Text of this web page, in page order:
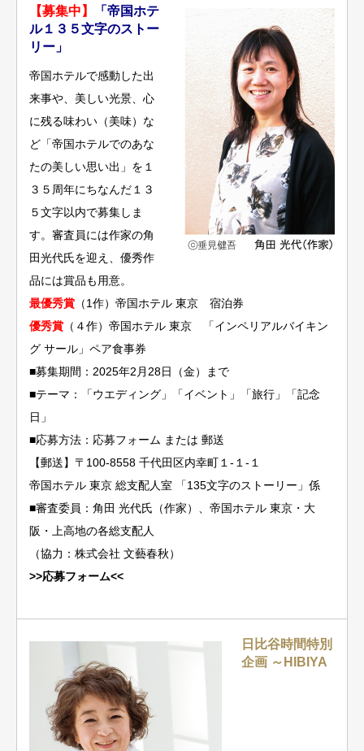
【募集中】
「帝国ホテ
ル１３５文字のストー
リー」
帝国ホテルで感動した出
来事や、美しい光景、心
に残る味わい（美味）な
ど「帝国ホテルでのあな
たの美しい思い出」を１
３５周年にちなんだ１３
５文字以内で募集しま
す。審査員には作家の角
田光代氏を迎え、優秀作
品には賞品も用意。
最優秀賞 （1作）帝国ホテル 東京 宿泊券
優秀賞 （４作）帝国ホテル 東京 「インペリアルバイキン
グ サール」ペア食事券
■募集期間：2025年2月28日（金）まで
■テーマ：「ウエディング」「イベント」「旅行」「記念
日」
■応募方法：応募フォーム または 郵送
【郵送】〒100-8558 千代田区内幸町１-１-１
帝国ホテル 東京 総支配人室 「135文字のストーリー」係
■審査委員：角田 光代氏（作家）、帝国ホテル 東京・大
阪・上高地の各総支配人
（協力：株式会社 文藝春秋）
>>応募フォーム<<
日比谷時間特別
企画 ～HIBIYA